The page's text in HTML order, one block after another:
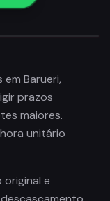
Barueri,
prazos
maiores.
unitário
e